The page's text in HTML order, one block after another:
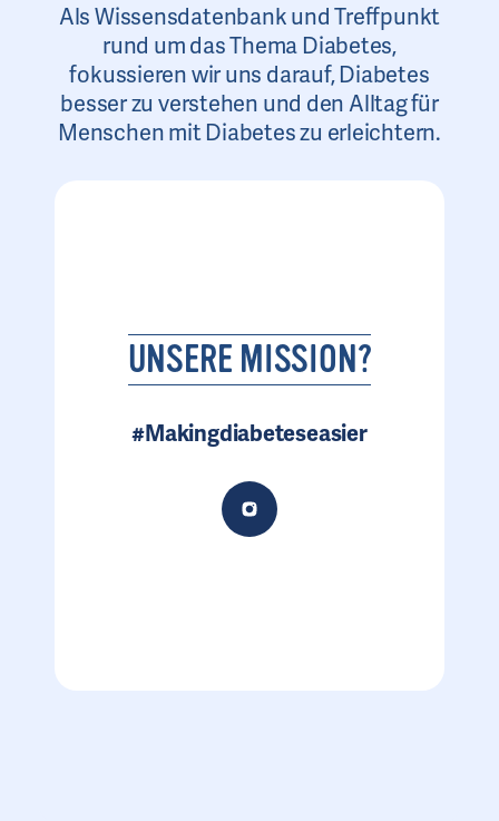
Als Wissensdatenbank und Treffpunkt
rund um das Thema Diabetes,
fokussieren wir uns darauf, Diabetes
besser zu verstehen und den Alltag für
Menschen mit Diabetes zu erleichtern.
UNSERE MISSION?
#Makingdiabeteseasier